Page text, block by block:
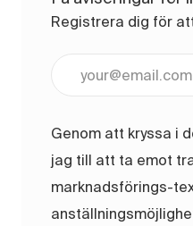
Registrera dig för
Genom att kryssa i
jag till att ta emot
marknadsförings-